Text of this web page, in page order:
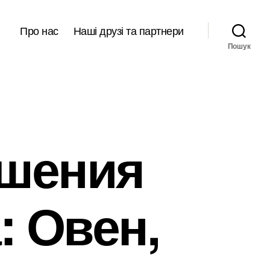
Про нас Наші друзі та партнери
Пошук
Овен,